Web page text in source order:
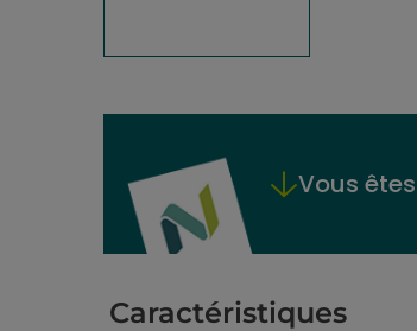
Vous
Caractéristiques